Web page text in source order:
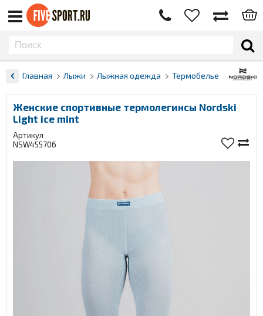
Главная Лыжи Лыжная одежда Термобелье
Женские спортивные термолегинсы Nordski
Light ice mint
Артикул
NSW455706